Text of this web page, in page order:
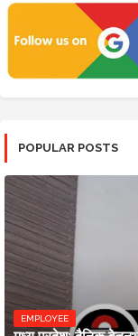
POPULAR POSTS
EMPLOYEE